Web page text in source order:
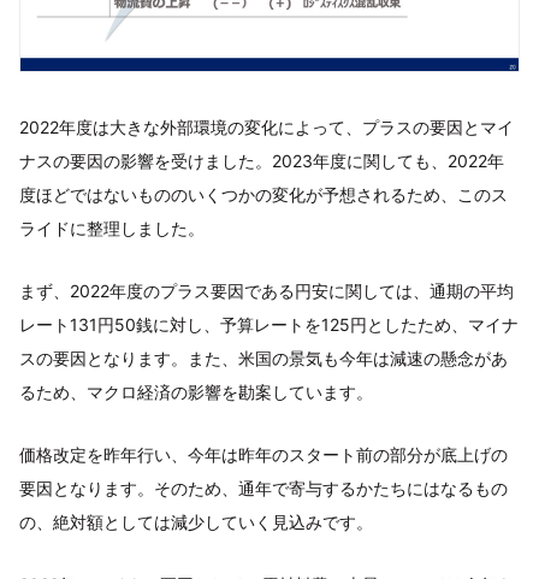
2022年度は大きな外部環境の変化によって、プラスの要因とマイ
ナスの要因の影響を受けました。2023年度に関しても、2022年
度ほどではないもののいくつかの変化が予想されるため、このス
ライドに整理しました。
まず、2022年度のプラス要因である円安に関しては、通期の平均
レート131円50銭に対し、予算レートを125円としたため、マイナ
スの要因となります。また、米国の景気も今年は減速の懸念があ
るため、マクロ経済の影響を勘案しています。
価格改定を昨年行い、今年は昨年のスタート前の部分が底上げの
要因となります。そのため、通年で寄与するかたちにはなるもの
の、絶対額としては減少していく見込みです。